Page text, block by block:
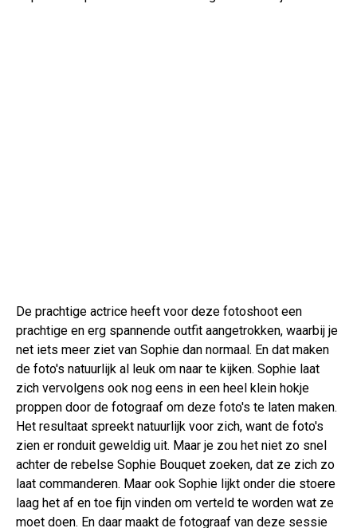
De prachtige actrice heeft voor deze fotoshoot een
prachtige en erg spannende outfit aangetrokken, waarbij je
net iets meer ziet van Sophie dan normaal. En dat maken
de foto's natuurlijk al leuk om naar te kijken. Sophie laat
zich vervolgens ook nog eens in een heel klein hokje
proppen door de fotograaf om deze foto's te laten maken.
Het resultaat spreekt natuurlijk voor zich, want de foto's
zien er ronduit geweldig uit. Maar je zou het niet zo snel
achter de rebelse Sophie Bouquet zoeken, dat ze zich zo
laat commanderen. Maar ook Sophie lijkt onder die stoere
laag het af en toe fijn vinden om verteld te worden wat ze
moet doen. En daar maakt de fotograaf van deze sessie